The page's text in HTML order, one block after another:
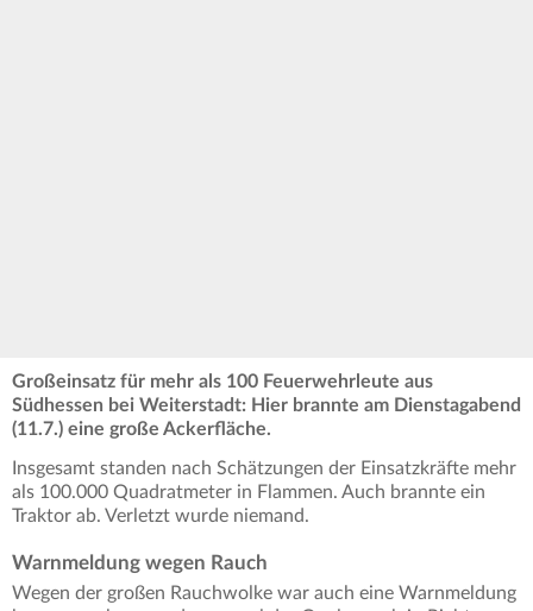
Großeinsatz für mehr als 100 Feuerwehrleute aus
Südhessen bei Weiterstadt: Hier brannte am Dienstagabend
(11.7.) eine große Ackerfläche.
Insgesamt standen nach Schätzungen der Einsatzkräfte mehr
als 100.000 Quadratmeter in Flammen. Auch brannte ein
Traktor ab. Verletzt wurde niemand.
Warnmeldung wegen Rauch
Wegen der großen Rauchwolke war auch eine Warnmeldung